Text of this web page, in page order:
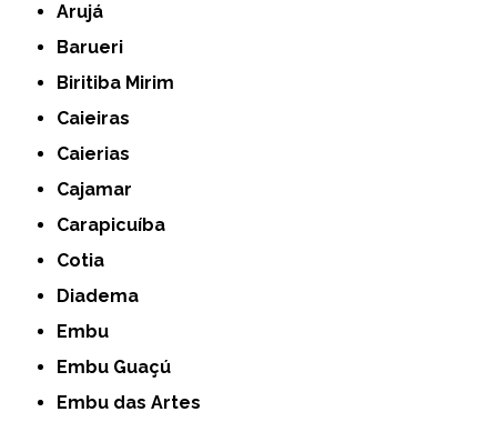
Arujá
Barueri
Biritiba Mirim
Caieiras
Caierias
Cajamar
Carapicuíba
Cotia
Diadema
Embu
Embu Guaçú
Embu das Artes